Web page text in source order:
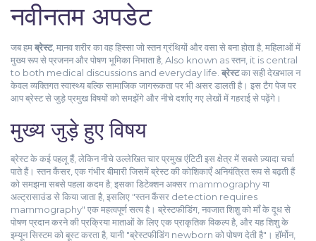
नवीनतम अपडेट
जब हमब्रेस्ट, मानव शरीर का वह हिस्सा जो स्तन ग्रंथियों और वसा से बना होता है, महिलाओं में
मुख्य रूप से प्रजनन और पोषण भूमिका निभाता है, Also known asस्तन, it is central
to both medical discussions and everyday life. ब्रेस्टका सही देखभाल न
केवल व्यक्तिगत स्वास्थ्य बल्कि सामाजिक जागरूकता पर भी असर डालती है। इस टैग पेज पर
आप ब्रेस्ट से जुड़े प्रमुख विषयों को समझेंगे और नीचे दर्शाए गए लेखों में गहराई से पढ़ेंगे।
मुख्य जुड़े हुए विषय
ब्रेस्ट के कई पहलू हैं, लेकिन नीचे उल्लेखित चार प्रमुख एंटिटी इस क्षेत्र में सबसे ज़्यादा चर्चा
पाते हैं। स्तन कैंसर एक गंभीर बीमारी जिसमें ब्रेस्ट की कोशिकाएँ अनियंत्रित रूप से बढ़ती हैं
को समझना सबसे पहला कदम है; इसका डिटेक्शन अक्सर mammography या
अल्ट्रासाउंड से किया जाता है, इसलिए "स्तन कैंसर detection requires
mammography" एक महत्वपूर्ण सत्य है। ब्रेस्टफीडिंग नवजात शिशु को माँ के दूध से
पोषण प्रदान करने की प्रक्रियामाताओं के लिए एक प्राकृतिक विकल्प है, और यह शिशु के
इम्यून सिस्टम को बूस्ट करता है, यानी "ब्रेस्टफीडिंग newborn को पोषण देती है"। हॉर्मोन,